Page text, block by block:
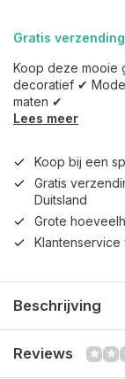
Gratis verzending
Koop deze mooie
decoratief ✔
maten ✔
Lees meer
Koop bij een
Gratis
Duitsland
Grote
Klantenservice
Beschrijving
Reviews